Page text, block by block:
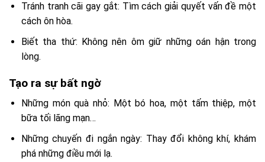
Tránh tranh cãi gay gắt: Tìm cách giải quyết vấn đề một
cách ôn hòa.
Biết tha thứ: Không nên ôm giữ những oán hận trong
lòng.
Tạo ra sự bất ngờ
Những món quà nhỏ: Một bó hoa, một tấm thiệp, một
bữa tối lãng mạn…
Những chuyến đi ngắn ngày: Thay đổi không khí, khám
phá những điều mới lạ.